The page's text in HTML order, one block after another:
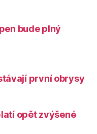
bude plný
první obrysy
opět zvýšené